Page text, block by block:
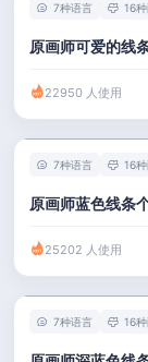
7种语言 16
原画师可爱的线
22950 人使用
7种语言 16
原画师蓝色线条
25202 人使用
7种语言 16